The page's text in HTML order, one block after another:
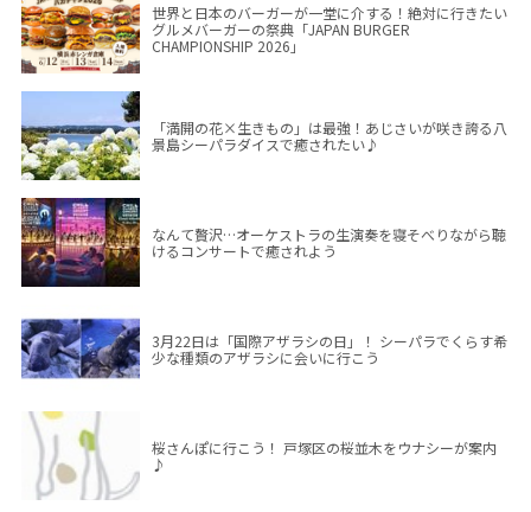
世界と日本のバーガーが一堂に介する！絶対に行きたい
グルメバーガーの祭典「JAPAN BURGER
CHAMPIONSHIP 2026」
「満開の花×生きもの」は最強！あじさいが咲き誇る八
景島シーパラダイスで癒されたい♪
なんて贅沢…オーケストラの生演奏を寝そべりながら聴
けるコンサートで癒されよう
3月22日は「国際アザラシの日」！ シーパラでくらす希
少な種類のアザラシに会いに行こう
桜さんぽに行こう！ 戸塚区の桜並木をウナシーが案内
♪